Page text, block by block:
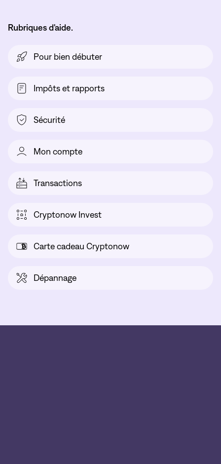
Rubriques d'aide.
Pour bien débuter
Impôts et rapports
Sécurité
Mon compte
Transactions
Cryptonow Invest
Carte cadeau Cryptonow
Dépannage